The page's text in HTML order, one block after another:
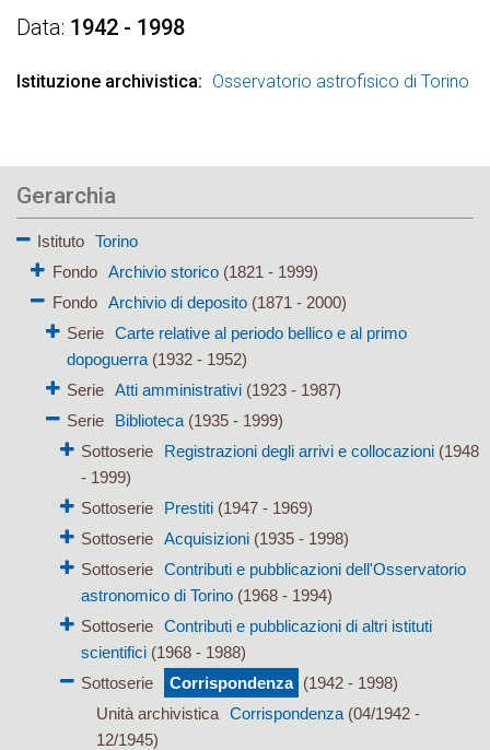
Data 1942 - 1998
Istituzione archivistica Osservatorio astrofisico di Torino
Gerarchia
Istituto
Torino
Fondo
Archivio storico(1821 - 1999)
Fondo
Archivio di deposito(1871 - 2000)
Serie Carte relative al periodo bellico e al primo
dopoguerra(1932 - 1952)
Serie Atti amministrativi(1923 - 1987)
Serie
Biblioteca(1935 - 1999)
Sottoserie
Registrazioni degli arrivi e collocazioni (1948
- 1999)
Sottoserie
Prestiti (1947 - 1969)
Sottoserie
Acquisizioni (1935 - 1998)
Sottoserie
Contributi e pubblicazioni dell'Osservatorio
astronomico di Torino (1968 - 1994)
Sottoserie
Contributi e pubblicazioni di altri istituti
scientifici (1968 - 1988)
Sottoserie
Corrispondenza (1942 - 1998)
Unità archivistica
Corrispondenza(04/1942 -
12/1945)